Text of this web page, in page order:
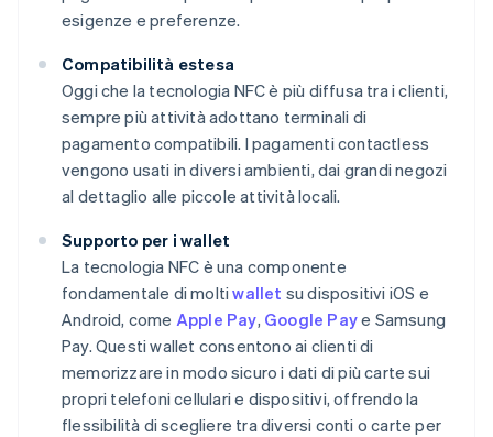
esigenze e preferenze.
Compatibilità estesa
Oggi che la tecnologia NFC è più diffusa tra i clienti,
sempre più attività adottano terminali di
pagamento compatibili. I pagamenti contactless
vengono usati in diversi ambienti, dai grandi negozi
al dettaglio alle piccole attività locali.
Supporto per i wallet
La tecnologia NFC è una componente
fondamentale di moltiwallet su dispositivi iOS e
Android, come Apple Pay, Google Paye Samsung
Pay. Questi wallet consentono ai clienti di
memorizzare in modo sicuro i dati di più carte sui
propri telefoni cellulari e dispositivi, offrendo la
flessibilità di scegliere tra diversi conti o carte per